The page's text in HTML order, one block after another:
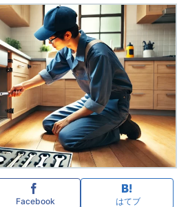
Facebook はてブ